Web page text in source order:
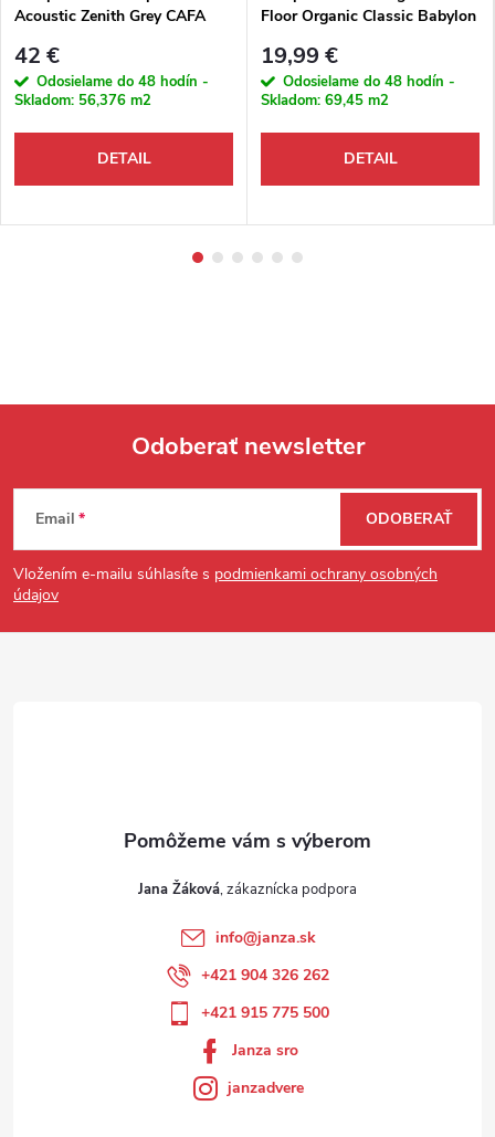
Acoustic Zenith Grey CAFA
42 €
Odosielame do 48 hodín -
Skladom: 56,376 m2
DETAIL
Floor Organic Classic Babylon
19,99 €
Odosielame do 48 hodín -
Skladom: 69,45 m2
DETAIL
Zápätie
Odoberať newsletter
Email
Vložením e-mailu súhlasíte s podmienkami ochrany osobných
údajov
ODOBERAŤ
Jana Žáková
info@janza.sk
+421 904 326 262
+421 915 775 500
Janza sro
janzadvere